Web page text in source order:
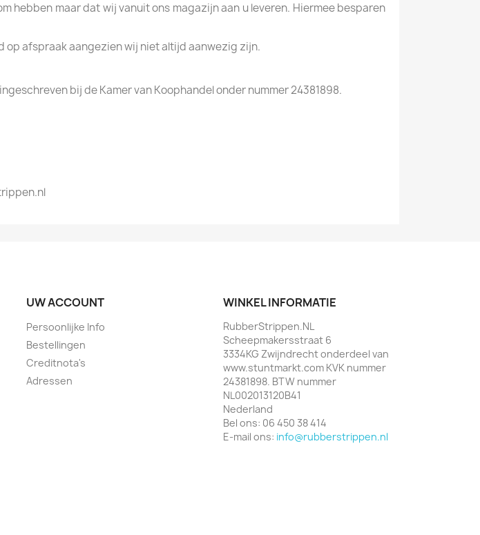
hebben maar dat wij vanuit ons magazijn aan u leveren. Hiermee besparen
op afspraak aangezien wij niet altijd aanwezig zijn.
bij de Kamer van Koophandel onder nummer 24381898.
UW ACCOUNT
Persoonlijke Info
Bestellingen
Creditnota's
Adressen
WINKEL INFORMATIE
RubberStrippen.NL
Scheepmakersstraat 6
3334KG Zwijndrecht onderdeel van
www.stuntmarkt.com KVK nummer
24381898. BTW nummer
NL002013120B41
Nederland
Bel ons: 06 450 38 414
E-mail ons: info@rubberstrippen.nl